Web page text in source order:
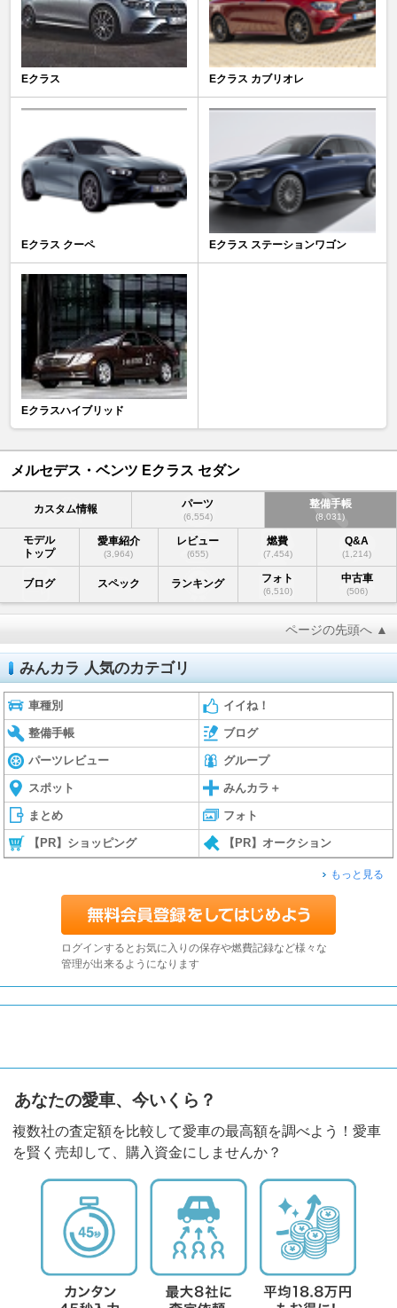
Eクラス Eクラス カブリオレ
Eクラス クーペ Eクラス ステーションワゴン
Eクラスハイブリッド
メルセデス・ベンツ Eクラス セダン
カスタム情報 パーツ
(6,554)
整備手帳
(8,031)
モデル
トップ
愛車紹介
(3,964)
レビュー
(655)
燃費
(7,454)
Q&A
(1,214)
ブログ スペック ランキング フォト
(6,510)
中古車
(506)
ページの先頭へ ▲
みんカラ 人気のカテゴリ
車種別 イイね！
整備手帳 ブログ
パーツレビュー グループ
スポット みんカラ＋
まとめ フォト
【PR】ショッピング 【PR】オークション
もっと見る
ログインするとお気に入りの保存や燃費記録など様々な
管理が出来るようになります
あなたの愛車、今いくら？
複数社の査定額を比較して愛車の最高額を調べよう！愛車
を賢く売却して、購入資金にしませんか？